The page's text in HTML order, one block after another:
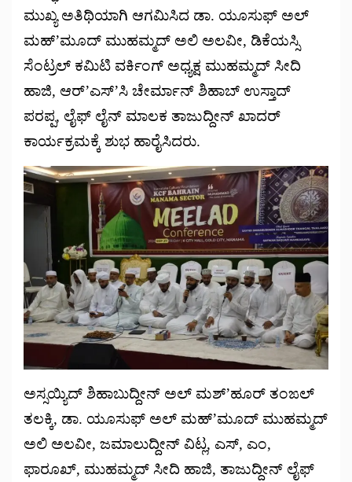
ಮುಖ್ಯ ಅತಿಥಿಯಾಗಿ ಆಗಮಿಸಿದ ಡಾ. ಯೂಸುಫ್ ಅಲ್
ಮಹ್’ಮೂದ್ ಮುಹಮ್ಮದ್ ಅಲಿ ಅಲವೀ, ಡಿಕೆಯಸ್ಸಿ
ಸೆಂಟ್ರಲ್ ಕಮಿಟಿ ವರ್ಕಿಂಗ್ ಅಧ್ಯಕ್ಷ ಮುಹಮ್ಮದ್ ಸೀದಿ
ಹಾಜಿ, ಆರ್’ಎಸ್’ಸಿ ಚೇರ್ಮಾನ್ ಶಿಹಾಬ್ ಉಸ್ತಾದ್
ಪರಪ್ಪ, ಲೈಫ್ ಲೈನ್ ಮಾಲಕ ತಾಜುದ್ದೀನ್ ಖಾದರ್
ಕಾರ್ಯಕ್ರಮಕ್ಕೆ ಶುಭ ಹಾರೈಸಿದರು.
ಅಸ್ಸಯ್ಯಿದ್ ಶಿಹಾಬುದ್ದೀನ್ ಅಲ್ ಮಶ್’ಹೂರ್ ತಂಙಲ್
ತಲಕ್ಕಿ, ಡಾ. ಯೂಸುಫ್ ಅಲ್ ಮಹ್’ಮೂದ್ ಮುಹಮ್ಮದ್
ಅಲಿ ಅಲವೀ, ಜಮಾಲುದ್ದೀನ್ ವಿಟ್ಲ, ಎಸ್, ಎಂ,
ಫಾರೂಖ್, ಮುಹಮ್ಮದ್ ಸೀದಿ ಹಾಜಿ, ತಾಜುದ್ದೀನ್ ಲೈಫ್